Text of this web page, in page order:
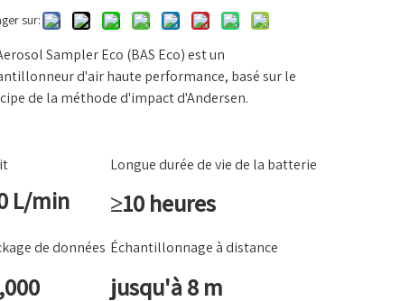
sur:
Sampler Eco (BAS Eco) est un
d'air haute performance, basé sur le
de la méthode d'impact d'Andersen.
Longue durée de vie de la batterie
L/min ≥10 heures
de données Échantillonnage à distance
jusqu'à 8 m